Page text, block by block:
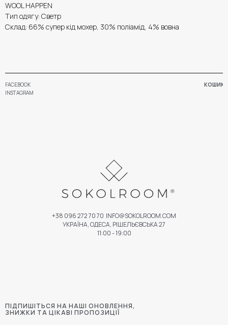
WOOL HAPPEN
Тип одягу: Светр
Склад: 66% супер кід мохер, 30% поліамід, 4% вовна
FACEBOOK КОШИК
ПІДПИШІТЬСЯ НА НАШІ ОНОВЛЕННЯ,
ЗНИЖКИ ТА ЦІКАВІ ПРОПОЗИЦІЇ
+38 096 272 70 70 INFO@SOKOLROOM.COM
УКРАЇНА, ОДЕСА, РІШЕЛЬЄВСЬКА 27
11:00 - 19:00
INSTAGRAM